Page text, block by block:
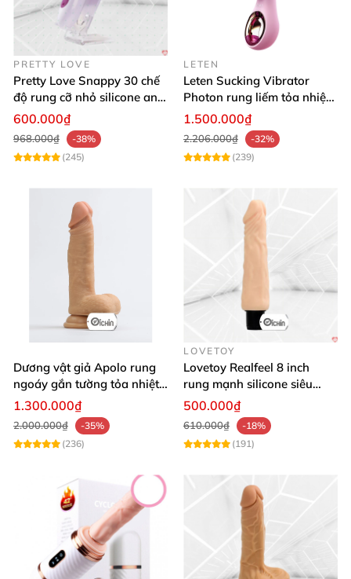
PRETTY LOVE
Pretty Love Snappy 30 chế
độ rung cỡ nhỏ silicone an
toàn pin AAA dễ dùng
600.000₫
968.000₫
-38%
(245)
LETEN
Leten Sucking Vibrator
Photon rung liếm tỏa nhiệt
pin sạc cao cấp
1.500.000₫
2.206.000₫
-32%
(239)
Dương vật giả Apolo rung
ngoáy gắn tường tỏa nhiệt
đa chế độ
1.300.000₫
2.000.000₫
-35%
(236)
LOVETOY
Lovetoy Realfeel 8 inch
rung mạnh silicone siêu
mềm
500.000₫
610.000₫
-18%
(191)